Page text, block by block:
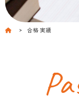
合格実績